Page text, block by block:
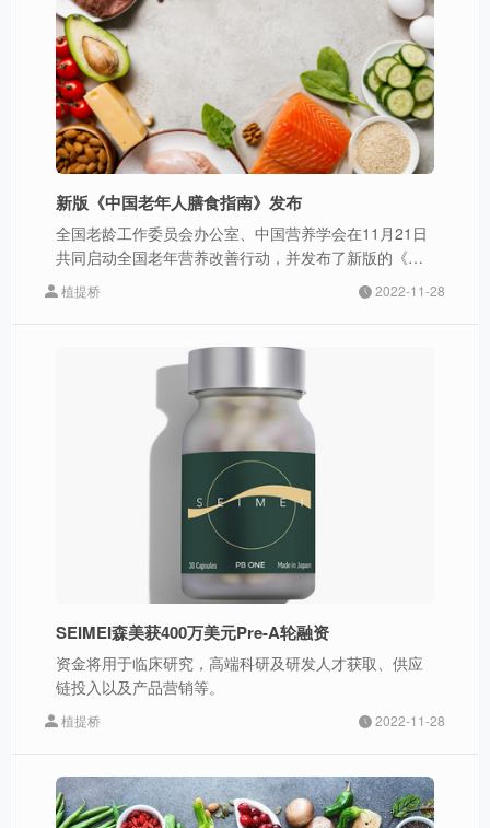
新版《中国老年人膳食指南》发布
全国老龄工作委员会办公室、中国营养学会在11月21日
共同启动全国老年营养改善行动，并发布了新版的《中
国老年人膳食指南》。
植提桥 2022-11-28
SEIMEI森美获400万美元Pre-A轮融资
资金将用于临床研究，高端科研及研发人才获取、供应
链投入以及产品营销等。
植提桥 2022-11-28